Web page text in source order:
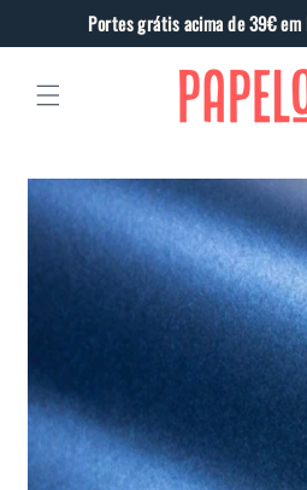
conteúdo
Portes grátis acima de 39€
para a
informação
do produto